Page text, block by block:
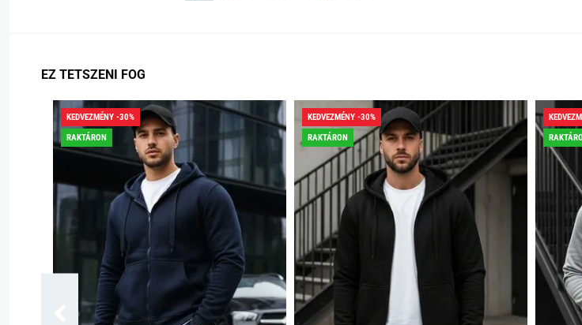
EZ TETSZENI FOG
KEDVEZMÉNY -30%
RAKTÁRON
KEDVEZMÉNY -30%
RAKTÁRON